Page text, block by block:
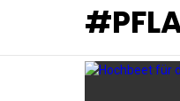
LATEST